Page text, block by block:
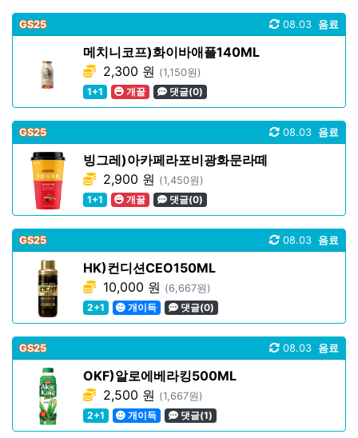
GS25 음료
08.03
메치니코프)화이바애플140ML
2,300 원 (1,150원)
1+1
개꿀 댓글(0)
GS25 음료
08.03
빙그레)아카페라포비광화문라떼
2,900 원 (1,450원)
1+1
개꿀 댓글(0)
GS25 음료
08.03
HK)컨디션CEO150ML
10,000 원 (6,667원)
2+1
개이득 댓글(0)
GS25 음료
08.03
OKF)알로에베라킹500ML
2,500 원 (1,667원)
2+1
개이득 댓글(1)